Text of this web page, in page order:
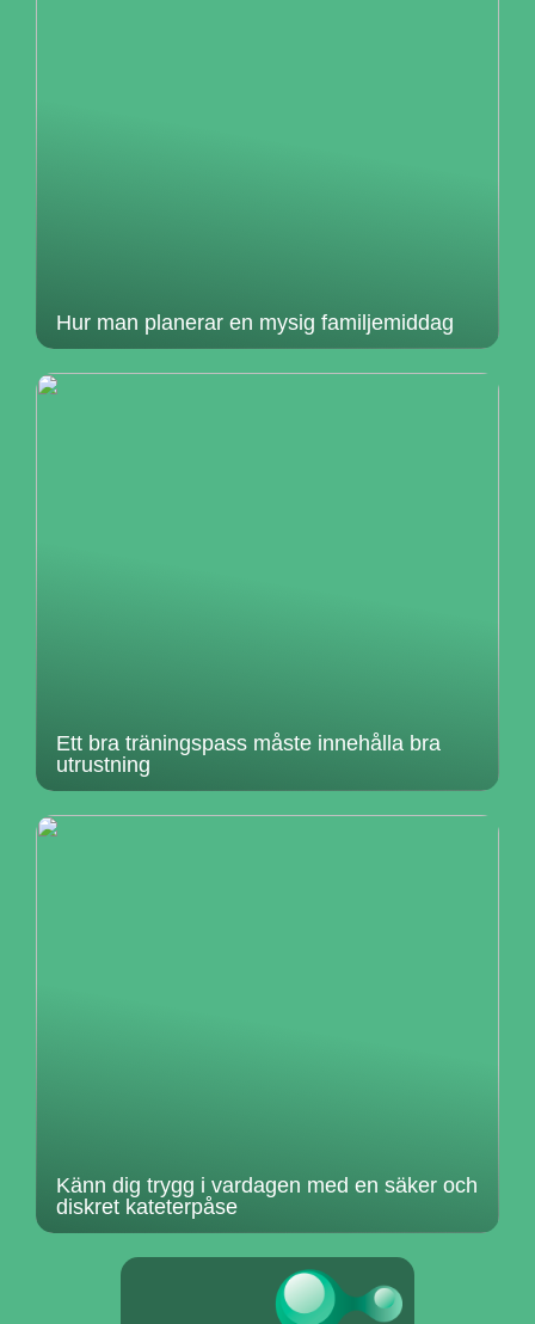
Hur man planerar en mysig familjemiddag
Ett bra träningspass måste innehålla bra
utrustning
Känn dig trygg i vardagen med en säker och
diskret kateterpåse